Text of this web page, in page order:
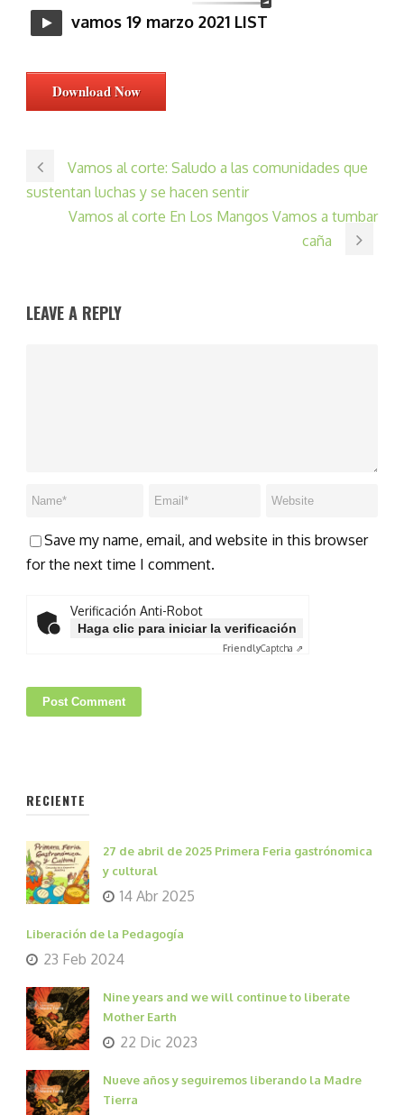
vamos 19 marzo 2021 LIST
Download Now
Vamos al corte: Saludo a las comunidades que
sustentan luchas y se hacen sentir
Vamos al corte En Los Mangos Vamos a tumbar
caña
LEAVE A REPLY
Save my name, email, and website in this browser
for the next time I comment.
Verificación Anti-Robot
Haga clic para iniciar la verificación
FriendlyCaptcha ⇗
RECIENTE
27 de abril de 2025 Primera Feria gastrónomica
y cultural
14 Abr 2025
Liberación de la Pedagogía
23 Feb 2024
Nine years and we will continue to liberate
Mother Earth
22 Dic 2023
Nueve años y seguiremos liberando la Madre
Tierra